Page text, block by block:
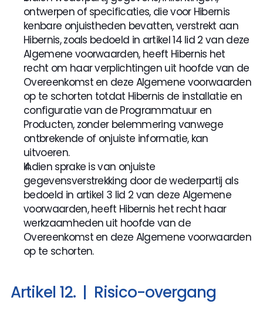
ontwerpen of specificaties, die voor Hibernis
kenbare onjuistheden bevatten, verstrekt aan
Hibernis, zoals bedoeld in artikel 14 lid 2 van deze
Algemene voorwaarden, heeft Hibernis het
recht om haar verplichtingen uit hoofde van de
Overeenkomst en deze Algemene voorwaarden
op te schorten totdat Hibernis de installatie en
configuratie van de Programmatuur en
Producten, zonder belemmering vanwege
ontbrekende of onjuiste informatie, kan
uitvoeren.
Indien sprake is van onjuiste
gegevensverstrekking door de wederpartij als
bedoeld in artikel 3 lid 2 van deze Algemene
voorwaarden, heeft Hibernis het recht haar
werkzaamheden uit hoofde van de
Overeenkomst en deze Algemene voorwaarden
op te schorten.
Artikel 12.  |  Risico-overgang